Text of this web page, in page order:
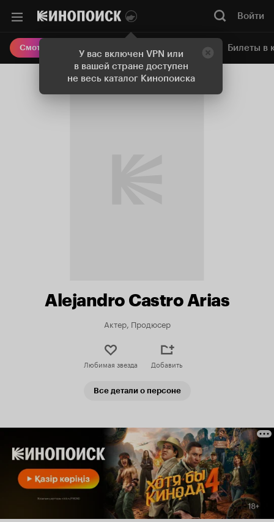
У вас включен VPN или
в вашей стране доступен
не весь каталог Кинопоиска
Войти
Смотреть кино Онлайн-кинотеатр Билеты в
Alejandro Castro Arias
Актер, Продюсер
Любимая звезда Добавить
Все детали о персоне